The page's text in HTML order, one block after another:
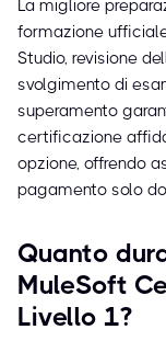
La migliore
formazione
Studio, revisione
svolgimento di
superamento
certificazione
opzione, offrendo
pagamento solo
Quanto
MuleSoft
Livello 1?